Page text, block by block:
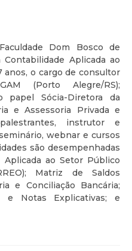
Dom Bosco de
Aplicada ao
anos, o cargo de consultor
(Porto Alegre/RS);
papel Sócia-Diretora da
e Assessoria Privada e
instrutor e
webnar e cursos
são desempenhadas
Aplicada ao Setor Público
Matriz de Saldos
e Conciliação Bancária;
e Notas Explicativas; e